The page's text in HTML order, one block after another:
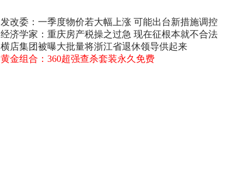
发改委：一季度物价若大幅上涨 可能出台新措施调控
经济学家：重庆房产税操之过急 现在征根本就不合法
横店集团被曝大批量将浙江省退休领导供起来
黄金组合：360超强查杀套装永久免费